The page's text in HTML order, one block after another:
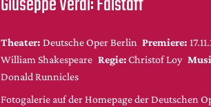
Theater: Deutsche Oper Berlin Premiere:
William Shakespeare Regie: Christof Loy
Donald Runnicles
Fotogalerie auf der Homepage der Deutschen